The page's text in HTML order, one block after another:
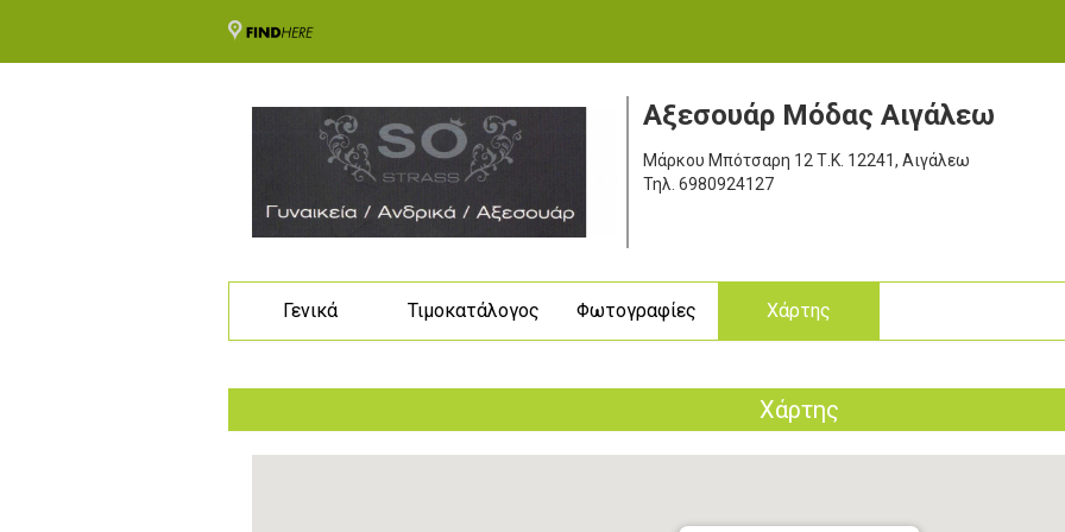
Αξεσουάρ Μόδας Αιγάλεω
Μάρκου Μπότσαρη 12 Τ.Κ. 12241, Αιγάλεω
Τηλ. 6980924127
Γενικά Τιμοκατάλογος Φωτογραφίες Χάρτης
Χάρτης